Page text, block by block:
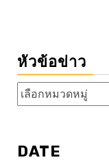
หัวข้อข่าว
หัวข้อ
ข่าว
DATE